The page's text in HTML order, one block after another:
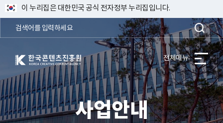
이 누리집은 대한민국 공식 전자정부 누리집입니다.
한국콘텐츠진흥원 KOREA CREATIVE CONTENT AGENCY 전체메뉴
사업안내